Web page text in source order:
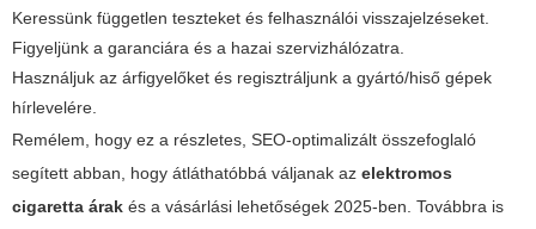
Keressünk független teszteket és felhasználói visszajelzéseket.
Figyeljünk a garanciára és a hazai szervizhálózatra.
Használjuk az árfigyelőket és regisztráljunk a gyártó/hiső gépek
hírlevelére.
Remélem, hogy ez a részletes, SEO-optimalizált összefoglaló
segített abban, hogy átláthatóbbá váljanak az elektromos
cigaretta árak és a vásárlási lehetőségek 2025-ben. Továbbra is